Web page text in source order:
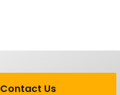
Contact Us